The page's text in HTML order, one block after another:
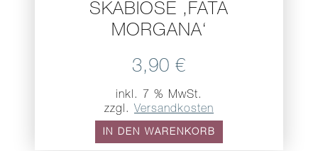
SKABIOSE ,FATA
MORGANA‘
3,90 €
inkl. 7 % MwSt.
zzgl. Versandkosten
IN DEN WARENKORB